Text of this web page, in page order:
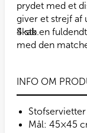
prydet med et
giver et strejf af
4 stk.
Skab en
med den
INFO OM
Stofservietter
Mål: 45×45